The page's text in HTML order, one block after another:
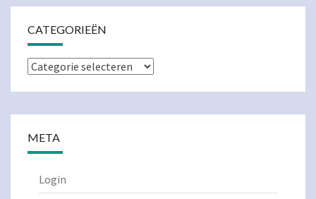
CATEGORIEËN
Categorieën
META
Login